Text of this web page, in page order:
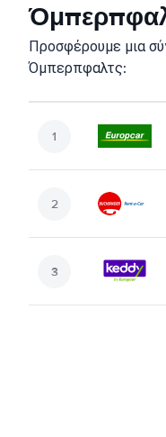
Προσφέρουμε μια
Όμπερπφαλτς: